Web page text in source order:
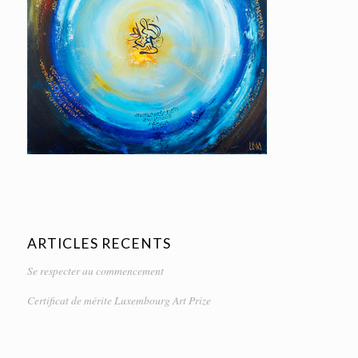
ARTICLES RECENTS
Se respecter au commencement
Certificat de mérite Luxembourg Art Prize